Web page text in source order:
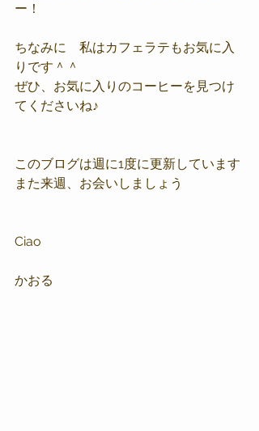
ー！
ちなみに　私はカフェラテもお気に入
りです＾＾
ぜひ、お気に入りのコーヒーを見つけ
てくださいね♪
このブログは週に1度に更新しています
また来週、お会いしましょう
Ciao
かおる